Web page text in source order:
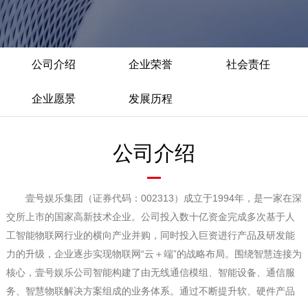
公司介绍 企业荣誉 社会责任
企业愿景 发展历程
公司介绍
壹号娱乐集团（证券代码：002313）成立于1994年，是一家在深
交所上市的国家高新技术企业。公司投入数十亿资金完成多次基于人
工智能物联网行业的横向产业并购，同时投入巨资进行产品及研发能
力的升级，企业逐步实现物联网“云＋端”的战略布局。围绕智慧连接为
核心，壹号娱乐公司智能构建了由无线通信模组、智能设备、通信服
务、智慧物联解决方案组成的业务体系。通过不断提升软、硬件产品